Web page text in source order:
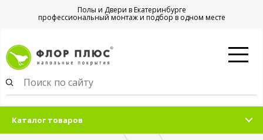
Полы и Двери в Екатеринбурге
профессиональный монтаж и подбор в одном месте
Каталог товаров